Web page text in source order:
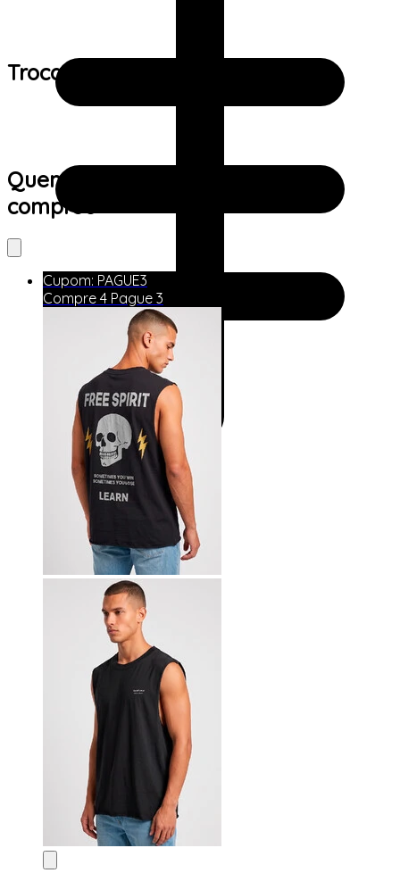
Trocas e devoluções:
Quem viu este produto também
comprou